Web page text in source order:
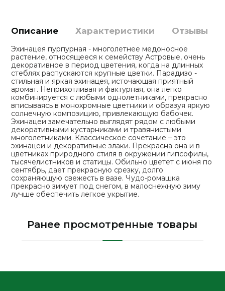
Описание Характеристики Отзывы
Эхинацея пурпурная - многолетнее медоносное
растение, относящееся к семейству Астровые, очень
декоративное в период цветения, когда на длинных
стеблях распускаются крупные цветки. Парадизо -
стильная и яркая эхинацея, источающая приятный
аромат. Неприхотливая и фактурная, она легко
комбинируется с любыми однолетниками, прекрасно
вписываясь в монохромные цветники и образуя яркую
солнечную композицию, привлекающую бабочек.
Эхинацеи замечательно выглядят рядом с любыми
декоративными кустарниками и травянистыми
многолетниками. Классическое сочетание – это
эхинацеи и декоративные злаки. Прекрасна она и в
цветниках природного стиля в окружении гипсофилы,
тысячелистников и статицы. Обильно цветет с июня по
сентябрь, дает прекрасную срезку, долго
сохраняющую свежесть в вазе. Чудо-ромашка
прекрасно зимует под снегом, в малоснежную зиму
лучше обеспечить легкое укрытие.
Ранее просмотренные товары